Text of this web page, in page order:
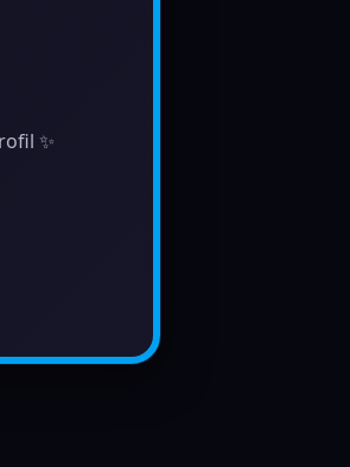
✨